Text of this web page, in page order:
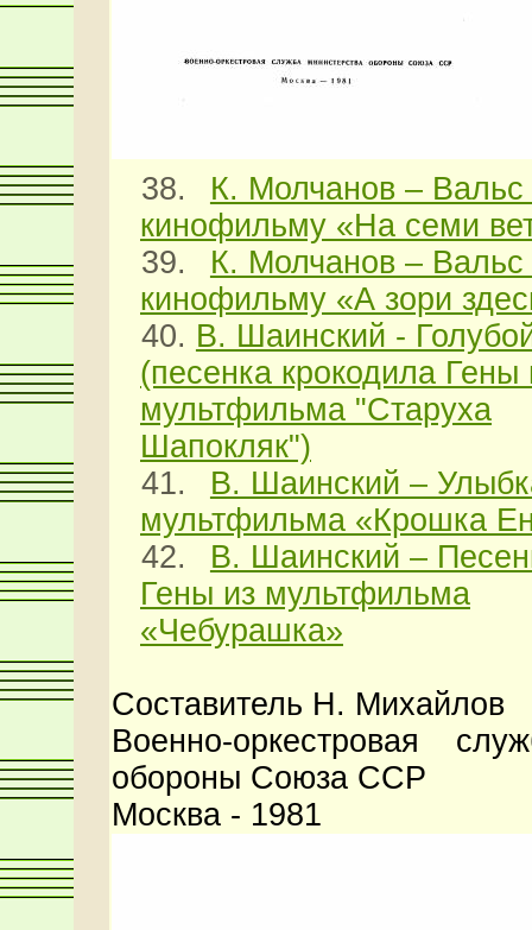
38.
К. Молчанов – Вальс
кинофильму «На семи
39.
К. Молчанов – Вальс
кинофильму «А зори
40. В. Шаинский -
(песенка крокодила Гены
мультфильма "Старуха
Шапокляк")
41.
В. Шаинский –
мультфильма «Крошка
42.
В. Шаинский –
Гены из мультфильма
«Чебурашка»
Составитель Н. Михайлов
Военно-оркестровая
обороны Союза ССР
Москва - 1981